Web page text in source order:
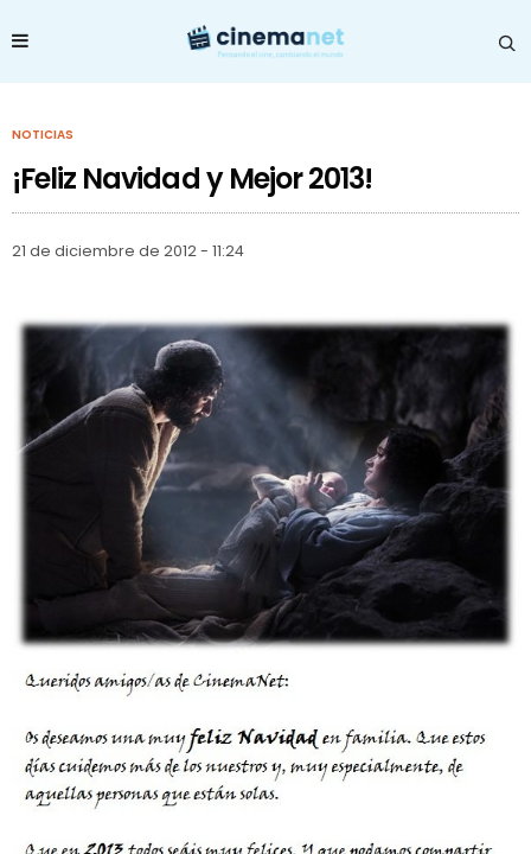
NOTICIAS
¡Feliz Navidad y Mejor 2013!
21 de diciembre de 2012 - 11:24